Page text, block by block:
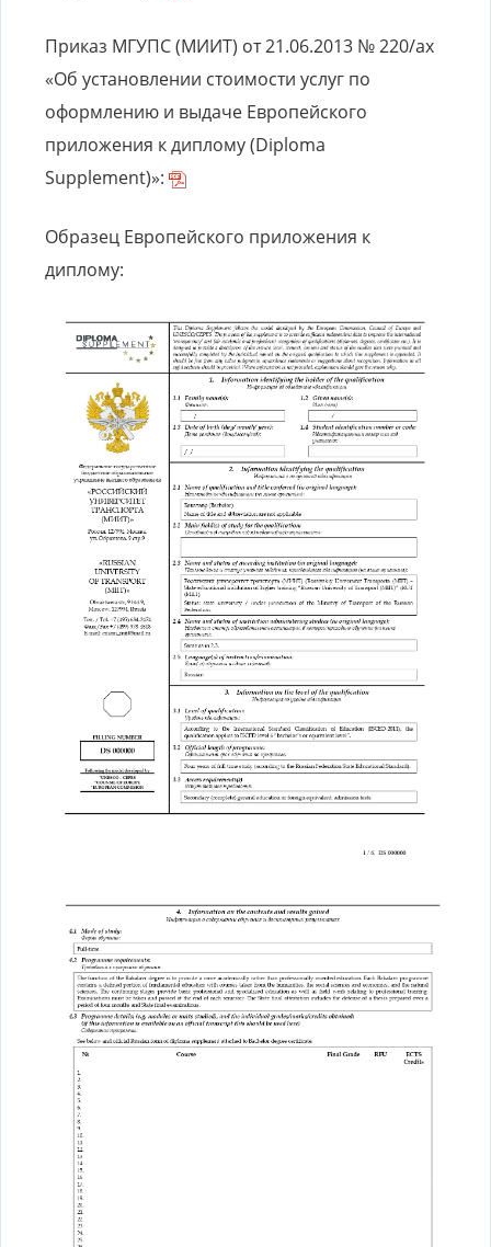
Приказ МГУПС (МИИТ) от 21.06.2013 № 220/ах
«Об установлении стоимости услуг по
оформлению и выдаче Европейского
приложения к диплому (Diploma
Supplement)»:
Образец Европейского приложения к
диплому: